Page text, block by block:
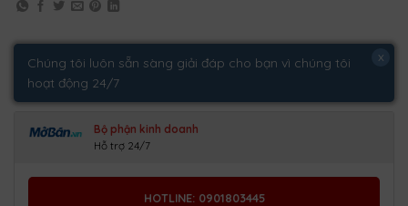
Chúng tôi luôn sẵn sàng giải đáp cho bạn vì chúng tôi
hoạt động 24/7
x
Bộ phận kinh doanh
Hỗ trợ 24/7
HOTLINE: 0901803445